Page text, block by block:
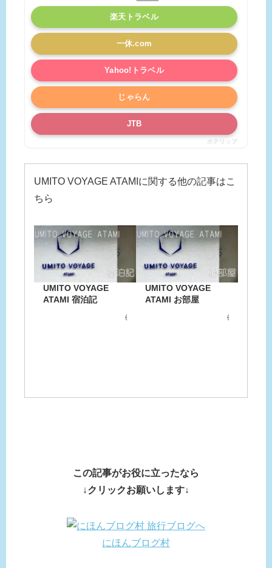
楽天トラベル
一休.com
Yahoo!トラベル
じゃらん
JTB
ホテリップ
UMITO VOYAGE ATAMIに関する他の記事はこ
ちら
UMITO VOYAGE
ATAMI 宿泊記
UMITO VOYAGE
ATAMI お部屋
この記事がお役に立ったなら
↓クリックお願いします↓
にほんブログ村